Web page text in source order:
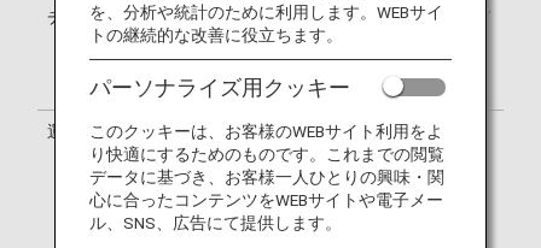
チェックイン
ブリュッセル航空（SN）のチェックイ
ンカウンターでの手続きとなります。
出発ターミナルはお客様のeチケット
でご確認ください。
運航会社
ブリュッセル航空とコードシェア便を
運航する下記の航空会社の場合もあり
ます。
カルパトエア / シティジェット / エ
ア・バルティック
を、分析や統計のために利用します。WEBサイ
トの継続的な改善に役立ちます。
パーソナライズ用クッキー
このクッキーは、お客様のWEBサイト利用をよ
り快適にするためのものです。これまでの閲覧
データに基づき、お客様一人ひとりの興味・関
心に合ったコンテンツをWEBサイトや電子メー
ル、SNS、広告にて提供します。